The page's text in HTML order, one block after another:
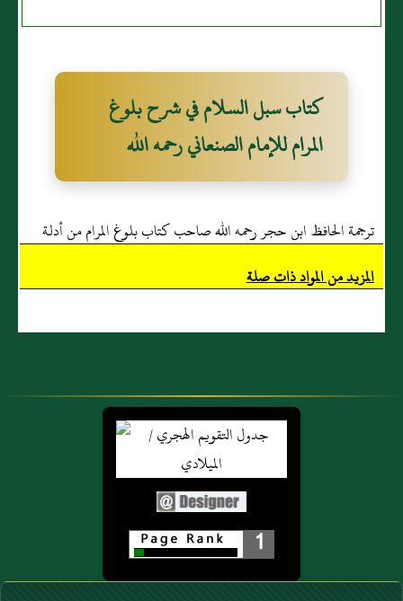
عِرْض أَخيه
عَنْ وجههِ النّار
يوْم القيامة"
أَخْرجهُ
وحسّنهُ.
وَسَلّم: "يا أَيها
السّلام وصِلُوا
الأرحامَ وأَطعموا
بالليلِ والنّاسُ
نيامٌ، تَدخُلُوا
الجنة بسلامٍ"
أَخرجَهُ
كتاب سبل السلام في شرح بلوغ
المرام للإمام الصنعاني رحمه الله
ترجمة الحافظ ابن حجر رحمه الله صاحب كتاب بلوغ المرام من أدلة
الأحكام
المزيد من المواد ذات صلة
1